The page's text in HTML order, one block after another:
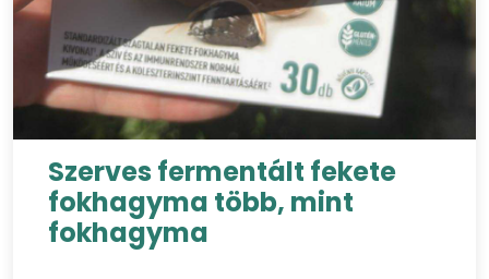
Szerves fermentált fekete
fokhagyma több, mint
fokhagyma